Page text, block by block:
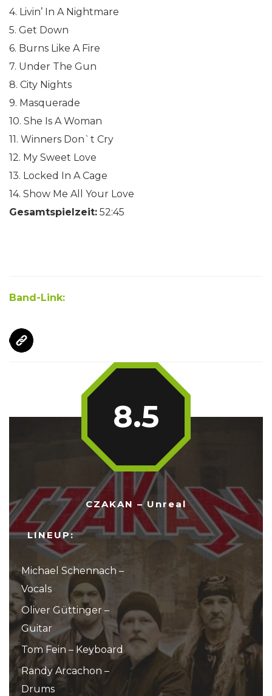
4. Livin’ In A Nightmare
5. Get Down
6. Burns Like A Fire
7. Under The Gun
8. City Nights
9. Masquerade
10. She Is A Woman
11. Winners Don`t Cry
12. My Sweet Love
13. Locked In A Cage
14. Show Me All Your Love
Gesamtspielzeit: 52:45
Band-Link:
CZAKAN – Unreal
LINEUP:
Michael Schennach –
Vocals
Oliver Güttinger –
Guitar
Tom Fein – Keyboard
Randy Arcachon –
Drums
8.5